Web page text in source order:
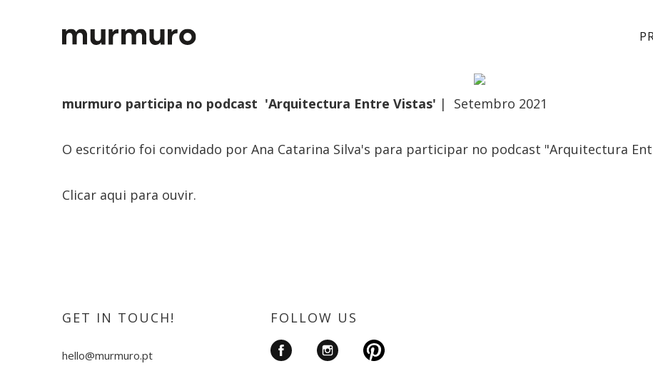
murmuro participa no podcast 'Arquitectura Entre Vistas' | Setembro 2021
O escritório foi convidado por Ana Catarina Silva's para participar no podcast "Arquitectura
Clicar aqui para ouvir.
GET IN TOUCH!
hello@murmuro.pt
FOLLOW US